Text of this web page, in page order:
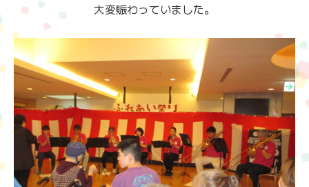
大変賑わっていました。